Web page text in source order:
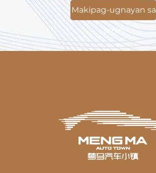
Makipag-ugnayan sa
amin